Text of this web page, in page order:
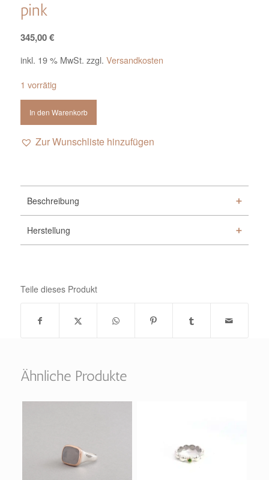
pink
345,00€
inkl. 19 % MwSt. zzgl. Versandkosten
1 vorrätig
In den Warenkorb
Zur Wunschliste hinzufügen
Beschreibung
Herstellung
Teile dieses Produkt
Ähnliche Produkte